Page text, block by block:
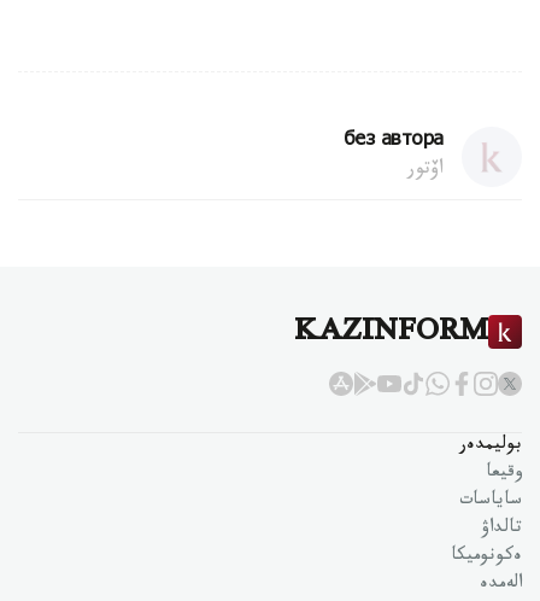
без автора
اۆتور
KAZINFORM
بوليمدەر
وقيعا
ساياسات
تالداۋ
ەكونوميكا
الەمدە